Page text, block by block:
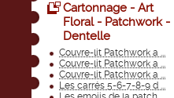
Cartonnage - Art
Floral - Patchwork -
Dentelle
Couvre-lit Patchwork a ...
Couvre-lit Patchwork a ...
Couvre-lit Patchwork a ...
Les carrés 5-6-7-8-9 d ...